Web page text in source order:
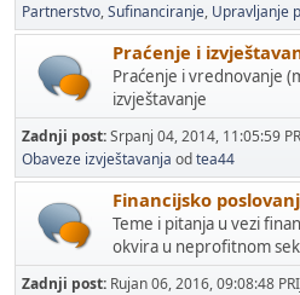
Partnerstvo Sufinanciranje Upravljanje
Praćenje i
Praćenje i vrednovanje
izvještavanje
Zadnji post:Srpanj 04, 2014, 11:05:59
Obaveze izvještavanja odtea44
Financijsko
Teme i pitanja u vezi
okvira u neprofitnom
Zadnji post: Rujan 06, 2016, 09:08:48